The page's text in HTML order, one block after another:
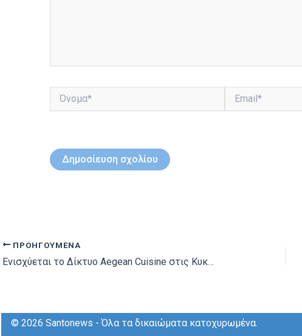
Όνομα*
ΠΡΟΗΓΟΎΜΕΝΑ
Ενισχύεται το Δίκτυο Aegean Cuisine στις Κυκλάδες
© 2026 Santonews - Όλα τα δικαιώματα κατοχυρωμένα.